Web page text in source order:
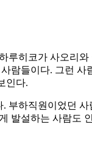
루히코가 사오리
람들이다. 그런
인다.
하직원이었던
발설하는 사람도